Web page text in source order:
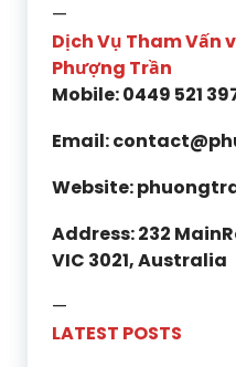
—
Dịch Vụ Tham Vấn
Phượng Trần
Mobile: 0449 521
Email:
Website:
Address: 232
VIC 3021, Australia
—
LATEST POSTS